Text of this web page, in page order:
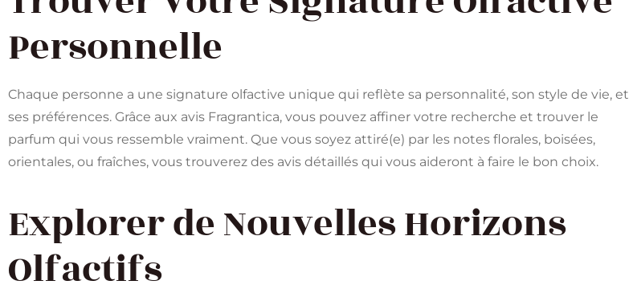
Personnelle
Chaque personne a une signature olfactive unique qui reflète sa personnalité, son style de vie, et
ses préférences. Grâce aux avis Fragrantica, vous pouvez affiner votre recherche et trouver le
parfum qui vous ressemble vraiment. Que vous soyez attiré(e) par les notes florales, boisées,
orientales, ou fraîches, vous trouverez des avis détaillés qui vous aideront à faire le bon choix.
Explorer de Nouvelles Horizons
Olfactifs